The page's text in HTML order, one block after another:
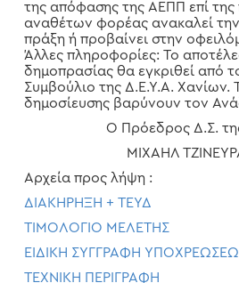
της απόφασης της ΑΕΠΠ επί
αναθέτων φορέας ανακαλεί
πράξη ή προβαίνει στην
Άλλες πληροφορίες: Το
δημοπρασίας θα εγκριθεί από
Συμβούλιο της Δ.Ε.Υ.Α. Χανίων.
δημοσίευσης βαρύνουν τον
Ο Πρόεδρος Δ.Σ.
ΜΙΧΑΗΛ
Αρχεία προς λήψη :
ΔΙΑΚΗΡΗΞΗ + ΤΕΥΔ
ΤΙΜΟΛΟΓΙΟ ΜΕΛΕΤΗΣ
ΕΙΔΙΚΗ ΣΥΓΓΡΑΦΗ
ΤΕΧΝΙΚΗ ΠΕΡΙΓΡΑΦΗ